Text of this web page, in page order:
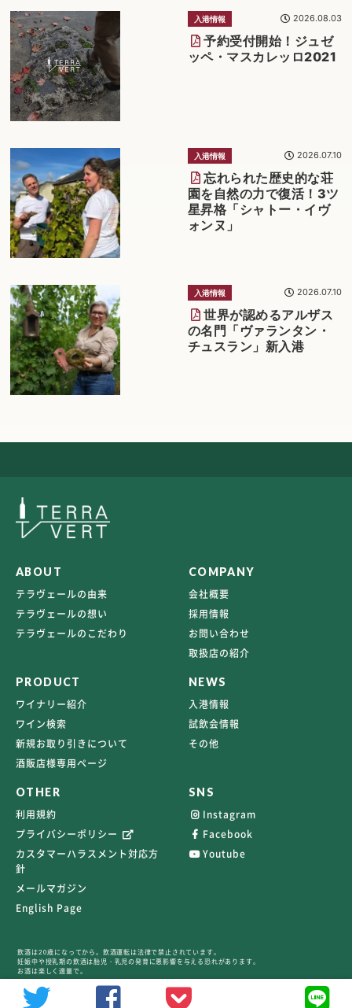
予約受付開始！ジュゼ
ッペ・マスカレッロ2021
入港情報 2026.08.03
忘れられた歴史的な荘
園を自然の力で復活！3ツ
星昇格「シャトー・イヴ
ォンヌ」
入港情報 2026.07.10
世界が認めるアルザス
の名門「ヴァランタン・
チュスラン」新入港
入港情報 2026.07.10
ABOUT
テラヴェールの由来
テラヴェールの想い
テラヴェールのこだわり
COMPANY
会社概要
採用情報
お問い合わせ
取扱店の紹介
PRODUCT
ワイナリー紹介
ワイン検索
新規お取り引きについて
酒販店様専用ページ
NEWS
入港情報
試飲会情報
その他
OTHER
利用規約
プライバシーポリシー
カスタマーハラスメント対応方
針
メールマガジン
English Page
SNS
Instagram
Facebook
Youtube
飲酒は20歳になってから。飲酒運転は法律で禁止されています。
妊娠中や授乳期の飲酒は胎児・乳児の発育に悪影響を与える恐れがあります。
お酒は楽しく適量で。
©2026 TERRAVERT ALL RIGHTS RESERVED.